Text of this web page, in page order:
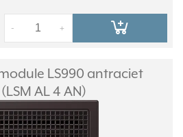
+
-
LS990 antraciet
AL 4 AN)